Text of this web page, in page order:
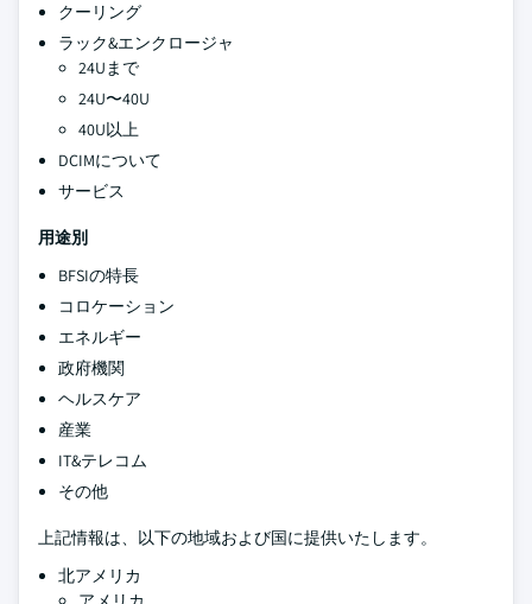
クーリング
ラック&エンクロージャ
24Uまで
24U〜40U
40U以上
DCIMについて
サービス
用途別
BFSIの特長
コロケーション
エネルギー
政府機関
ヘルスケア
産業
IT&テレコム
その他
上記情報は、以下の地域および国に提供いたします。
北アメリカ